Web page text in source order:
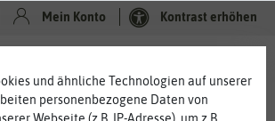
Mein Konto Kontrast erhöhen
und ähnliche Technologien auf unserer
personenbezogene Daten von